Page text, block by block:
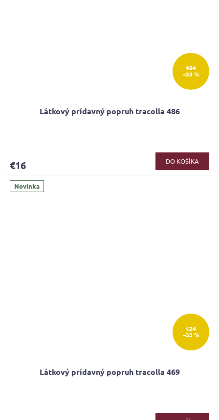
€24
–33 %
Látkový prídavný popruh tracolla 486
€16 DO KOŠÍKA
Novinka
€24
–33 %
Látkový prídavný popruh tracolla 469